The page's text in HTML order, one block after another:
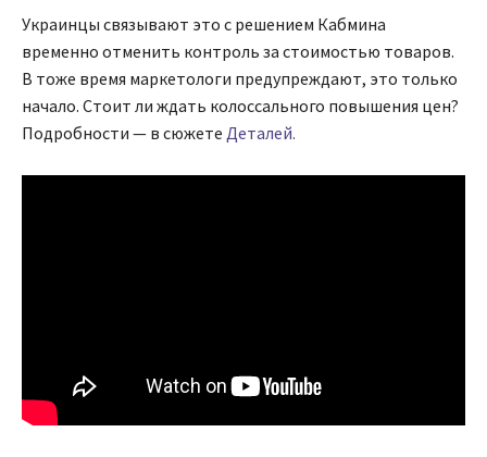
Украинцы связывают это с решением Кабмина
временно отменить контроль за стоимостью товаров.
В тоже время маркетологи предупреждают, это только
начало. Стоит ли ждать колоссального повышения цен?
Подробности — в сюжете Деталей.